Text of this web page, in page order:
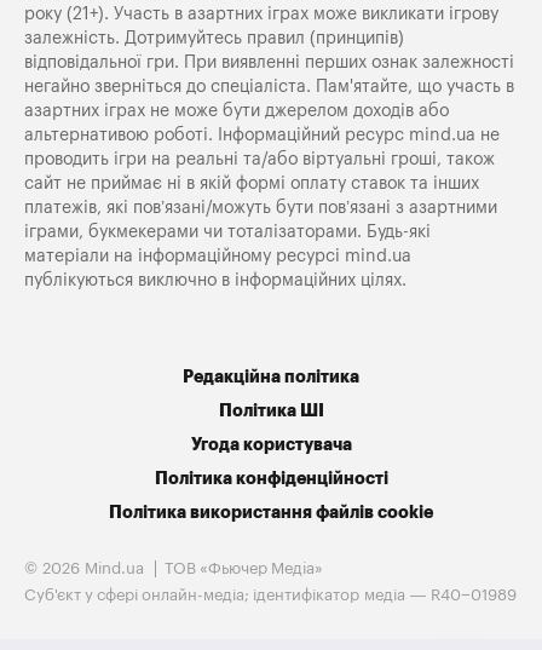
року (21+). Участь в азартних іграх може викликати ігрову
залежність. Дотримуйтесь правил (принципів)
відповідальної гри. При виявленні перших ознак залежності
негайно зверніться до спеціаліста. Пам'ятайте, що участь в
азартних іграх не може бути джерелом доходів або
альтернативою роботі. Інформаційний ресурс mind.ua не
проводить ігри на реальні та/або віртуальні гроші, також
сайт не приймає ні в якій формі оплату ставок та інших
платежів, які пов’язані/можуть бути пов’язані з азартними
іграми, букмекерами чи тоталізаторами. Будь-які
матеріали на інформаційному ресурсі mind.ua
публікуються виключно в інформаційних цілях.
Редакційна політика
Політика ШІ
Угода користувача
Політика конфіденційності
Політика використання файлів cookie
© 2026 Mind.ua
ТОВ «Фьючер Медiа»
Cуб'єкт у сфері онлайн-медіа; ідентифікатор медіа — R40−01989